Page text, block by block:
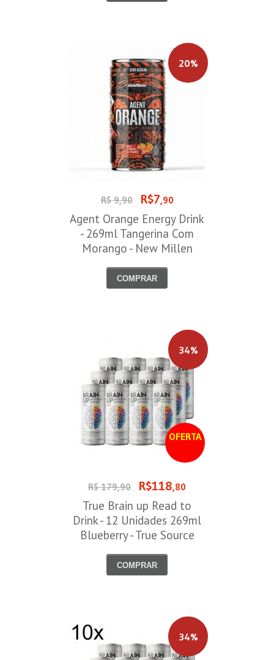
20%
R$ 9,90 R$7,90
Agent Orange Energy Drink
- 269ml Tangerina Com
Morango - New Millen
COMPRAR
OFERTA
34%
R$ 179,90 R$118,80
True Brain up Read to
Drink - 12 Unidades 269ml
Blueberry - True Source
COMPRAR
34%